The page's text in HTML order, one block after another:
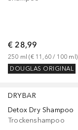
€ 28,99
250 ml (€ 11,60 / 100 ml)
DOUGLAS ORIGINAL
DRYBAR
Detox Dry Shampoo
Trockenshampoo